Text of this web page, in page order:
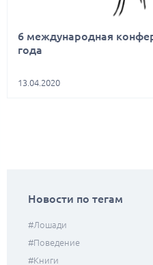
6 международная
года
13.04.2020
Новости по тегам
#лошади
#поведение
#книги